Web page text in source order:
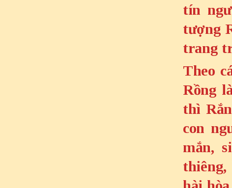
tín
tượng
trang
Theo
Rồng
thì
con
mắn,